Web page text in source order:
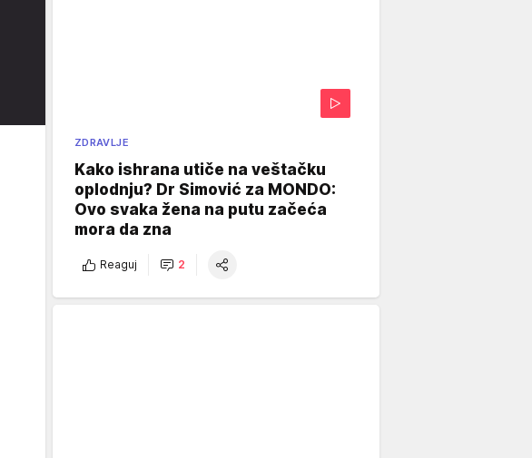
ZDRAVLJE
Kako ishrana utiče na veštačku
oplodnju? Dr Simović za MONDO:
Ovo svaka žena na putu začeća
mora da zna
Reaguj 2